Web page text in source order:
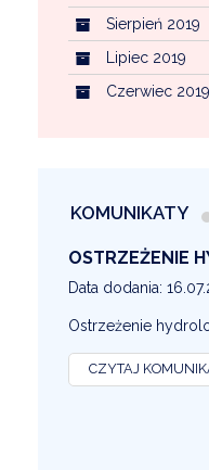
Sierpień 2019
Lipiec 2019
Czerwiec 2019
KOMUNIKATY
OSTRZEŻENIE
Data dodania:
OSTRZEŻENIE
CZYTAJ